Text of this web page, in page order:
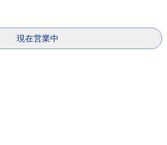
現在営業中